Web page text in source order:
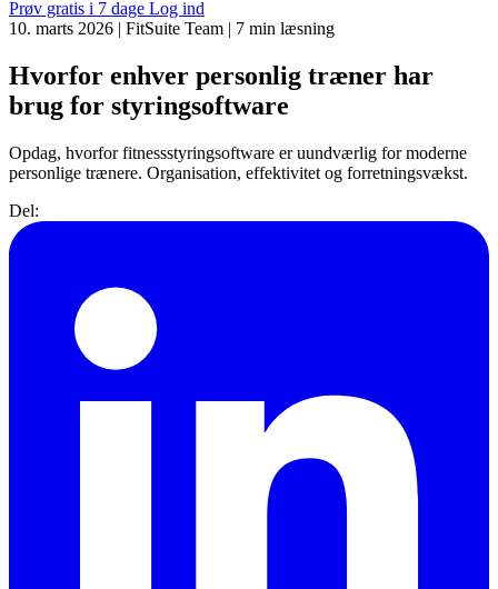
Prøv gratis i 7 dage Log ind
10. marts 2026 | FitSuite Team | 7 min læsning
Hvorfor enhver personlig træner har
brug for styringsoftware
Opdag, hvorfor fitnessstyringsoftware er uundværlig for moderne
personlige trænere. Organisation, effektivitet og forretningsvækst.
Del: